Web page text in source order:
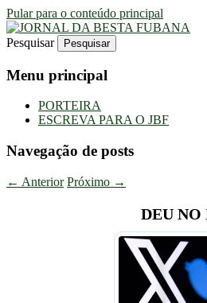
Pular para o conteúdo principal
JORNAL DA BESTA
Uma Gazeta Escrota
Pesquisar
Menu principal
PORTEIRA
ESCREVA PARA O JBF
Navegação de posts
← Anterior Próximo →
DEU NO